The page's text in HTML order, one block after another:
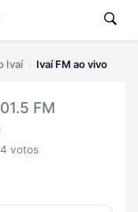
Ivaí Ivaí FM ao vivo
FM
votos